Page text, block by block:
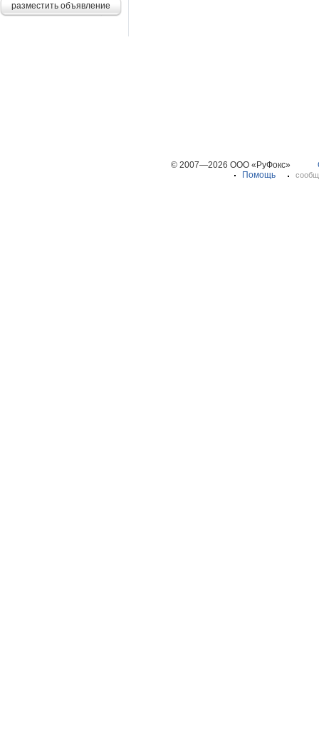
разместить объявление
© 2007—2026 ООО «РуФокс»
Помощь